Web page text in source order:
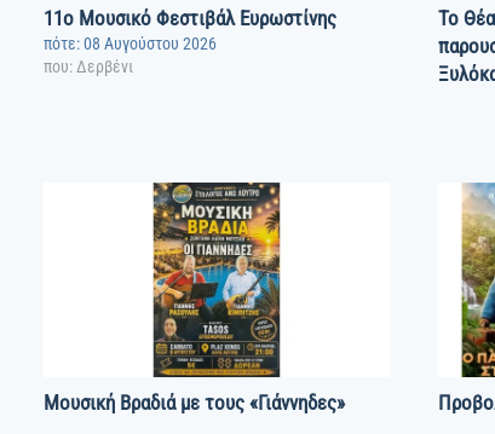
11o Μουσικό Φεστιβάλ Ευρωστίνης
πότε: 08 Αυγούστου 2026
που: Δερβένι
Το
Μουσική Βραδιά με τους «Γιάννηδες»